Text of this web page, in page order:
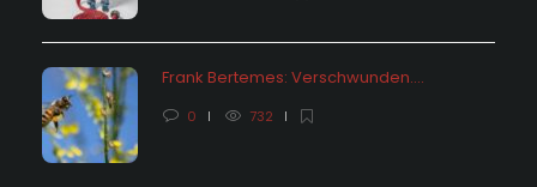
Frank Bertemes: Verschwunden….
0 732